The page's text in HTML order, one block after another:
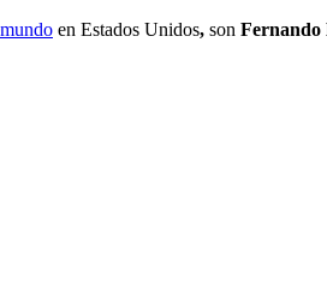
en Estados Unidos, son Fernando